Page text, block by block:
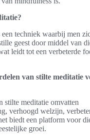
een techniek waarbij men
geest door middel van
leidt tot een verbeterde
van stilte meditatie
stilte meditatie omvatten
verhoogd welzijn,
biedt een platform voor
groei.